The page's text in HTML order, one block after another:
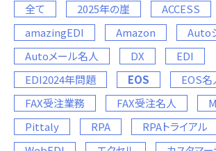
全て 2025年の崖
ACCESS
amazingEDI
Amazon
Auto
Autoメール名人
DX
EDI
EDI2024年問題
EOS
EOS名
FAX受注業務
FAX受注名人
Pittaly
RPA RPAトライアル